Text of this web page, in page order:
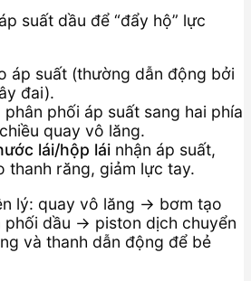
suất dầu để “đẩy hộ” lực
áp suất (thường dẫn động bởi
đai).
phân phối áp suất sang hai phía
quay vô lăng.
lái/hộp lái nhận áp suất,
thanh răng, giảm lực tay.
lý: quay vô lăng → bơm tạo
dầu → piston dịch chuyển
và thanh dẫn động để bẻ